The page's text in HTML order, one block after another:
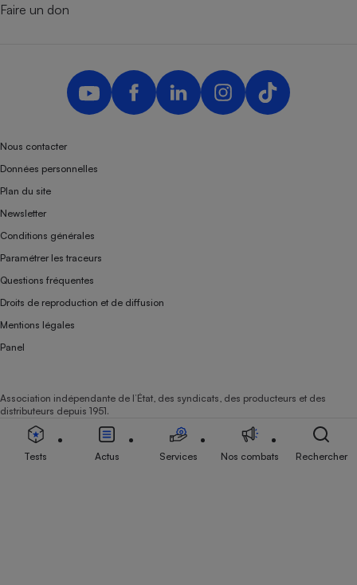
Faire un don
Nous contacter
Données personnelles
Plan du site
Newsletter
Conditions générales
Paramétrer les traceurs
Questions fréquentes
Droits de reproduction et de diffusion
Mentions légales
Panel
Association indépendante de l’État, des syndicats, des producteurs et des
distributeurs depuis 1951.
Tests Actus Services Nos combats Rechercher